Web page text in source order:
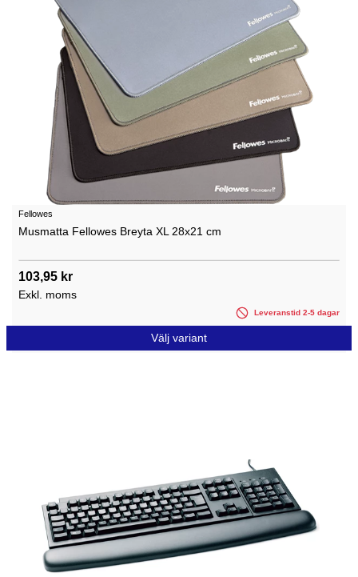
Fellowes
Musmatta Fellowes Breyta XL 28x21 cm
103,95 kr
Exkl. moms
Leveranstid 2-5 dagar
Välj variant